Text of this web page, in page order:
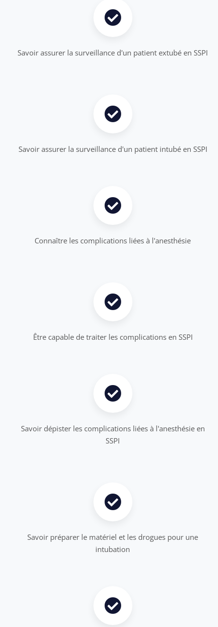
Savoir assurer la surveillance d'un patient extubé en SSPI
Savoir assurer la surveillance d'un patient intubé en SSPI
Connaître les complications liées à l'anesthésie
Être capable de traiter les complications en SSPI
Savoir dépister les complications liées à l'anesthésie en
SSPI
Savoir préparer le matériel et les drogues pour une
intubation